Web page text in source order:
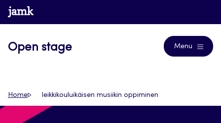
Siirry
suoraan
www.jamk.fi
Open stage Menu
Home leikkikouluikäisen musiikin oppiminen